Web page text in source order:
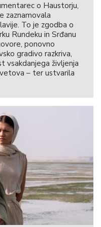
o Haustorju,
zaznamovala
To je zgodba o
Rundeku in Srđanu
ponovno
gradivo razkriva,
vsakdanjega življenja
– ter ustvarila